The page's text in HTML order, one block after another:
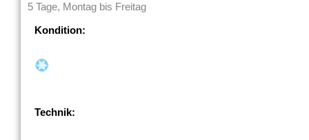
5 Tage, Montag bis Freitag
Kondition:
Technik: